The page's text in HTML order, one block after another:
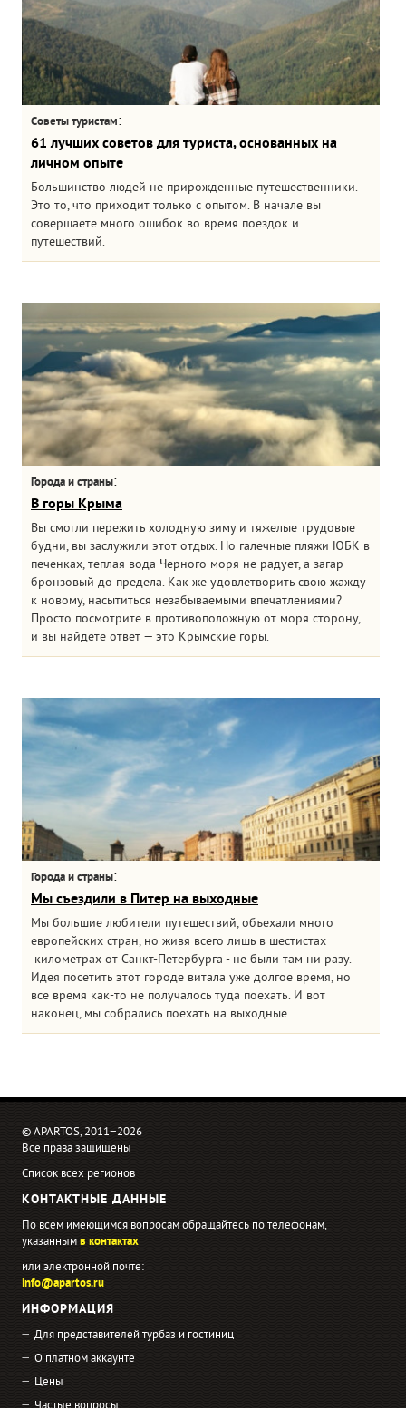
Советы туристам:
61 лучших советов для туриста, основанных на
личном опыте
Большинство людей не прирожденные путешественники.
Это то, что приходит только с опытом. В начале вы
совершаете много ошибок во время поездок и
путешествий.
Города и страны:
В горы Крыма
Вы смогли пережить холодную зиму и тяжелые трудовые
будни, вы заслужили этот отдых. Но галечные пляжи ЮБК в
печенках, теплая вода Черного моря не радует, а загар
бронзовый до предела. Как же удовлетворить свою жажду
к новому, насытиться незабываемыми впечатлениями?
Просто посмотрите в противоположную от моря сторону,
и вы найдете ответ — это Крымские горы.
Города и страны:
Мы съездили в Питер на выходные
Мы большие любители путешествий, объехали много
европейских стран, но живя всего лишь в шестистах
километрах от Санкт-Петербурга - не были там ни разу.
Идея посетить этот городе витала уже долгое время, но
все время как-то не получалось туда поехать. И вот
наконец, мы собрались поехать на выходные.
© APARTOS, 2011−2026
Все права защищены
Список всех регионов
КОНТАКТНЫЕ ДАННЫЕ
По всем имеющимся вопросам обращайтесь по телефонам,
указаннымв контактах
или электронной почте:
info@apartos.ru
ИНФОРМАЦИЯ
Для представителей турбаз и гостиниц
О платном аккаунте
Цены